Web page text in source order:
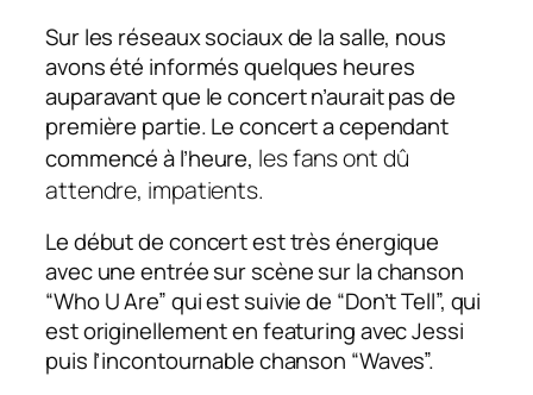
Sur les réseaux sociaux de la salle, nous
avons été informés quelques heures
auparavant que le concert n’aurait pas de
première partie. Le concert a cependant
commencé à l’heure, les fans ont dû
attendre, impatients.
Le début de concert est très énergique
avec une entrée sur scène sur la chanson
“Who U Are” qui est suivie de “Don’t Tell”, qui
est originellement en featuring avec Jessi
puis l’incontournable chanson “Waves”.